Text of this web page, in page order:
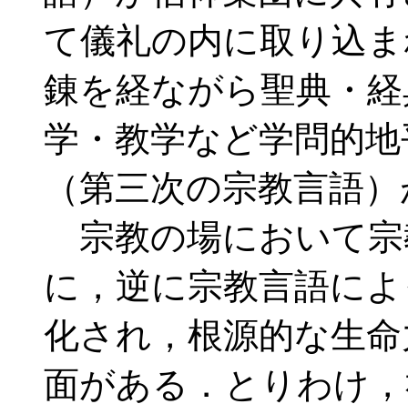
て儀礼の内に取り込
錬を経ながら聖典・
学・教学など学問的
（第三次の宗教言語
宗教の場において
に，逆に宗教言語に
化され，根源的な生
面がある．とりわけ